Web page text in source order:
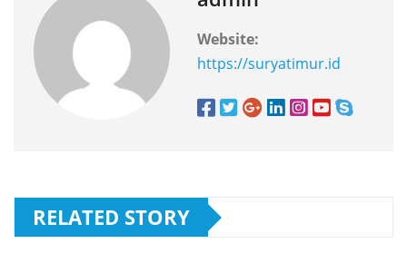
Website:
https://suryatimur.id
RELATED STORY